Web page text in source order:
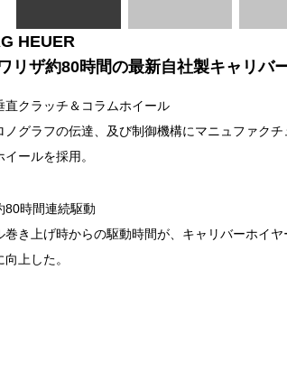
HEUER
リザ約80時間の最新自社製キャリバ
クラッチ＆コラムホイール
ノグラフの伝達、及び制御機構にマニュファク
イールを採用。
時間連続駆動
巻き上げ時からの駆動時間が、キャリバーホイ
向上した。